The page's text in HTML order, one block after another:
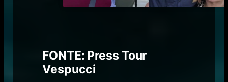
FONTE: Press Tour
Vespucci